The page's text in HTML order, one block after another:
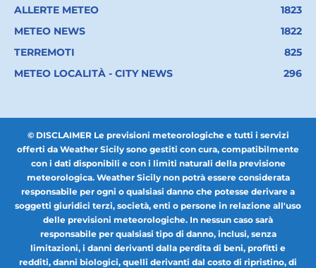
ALLERTE METEO
1823
METEO NEWS
1822
TERREMOTI
825
METEO LOCALITÀ - CITY NEWS
296
© DISCLAIMER Le previsioni meteorologiche e tutti i servizi
offerti da Weather Sicily sono gestiti con cura, compatibilmente
con i dati disponibili e con i limiti naturali della previsione
meteorologica. Weather Sicily non potrà essere considerata
responsabile per ogni o qualsiasi danno che potesse derivare a
soggetti giuridici terzi, società, enti o persone in relazione all'uso
delle previsioni meteorologiche. In nessun caso sarà
responsabile per qualsiasi tipo di danno, inclusi, senza
limitazioni, i danni derivanti dalla perdita di beni, profitti e
redditi, danni biologici, quelli derivanti dal costo di ripristino, di